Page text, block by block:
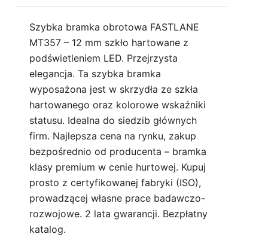
Szybka bramka obrotowa FASTLANE
MT357 – 12 mm szkło hartowane z
podświetleniem LED. Przejrzysta
elegancja. Ta szybka bramka
wyposażona jest w skrzydła ze szkła
hartowanego oraz kolorowe wskaźniki
statusu. Idealna do siedzib głównych
firm. Najlepsza cena na rynku, zakup
bezpośrednio od producenta – bramka
klasy premium w cenie hurtowej. Kupuj
prosto z certyfikowanej fabryki (ISO),
prowadzącej własne prace badawczo-
rozwojowe. 2 lata gwarancji. Bezpłatny
katalog.